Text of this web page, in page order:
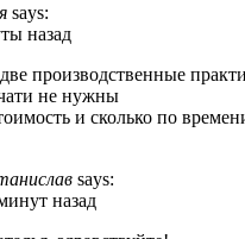
says:
назад
производственные
не нужны
и сколько по
says:
назад